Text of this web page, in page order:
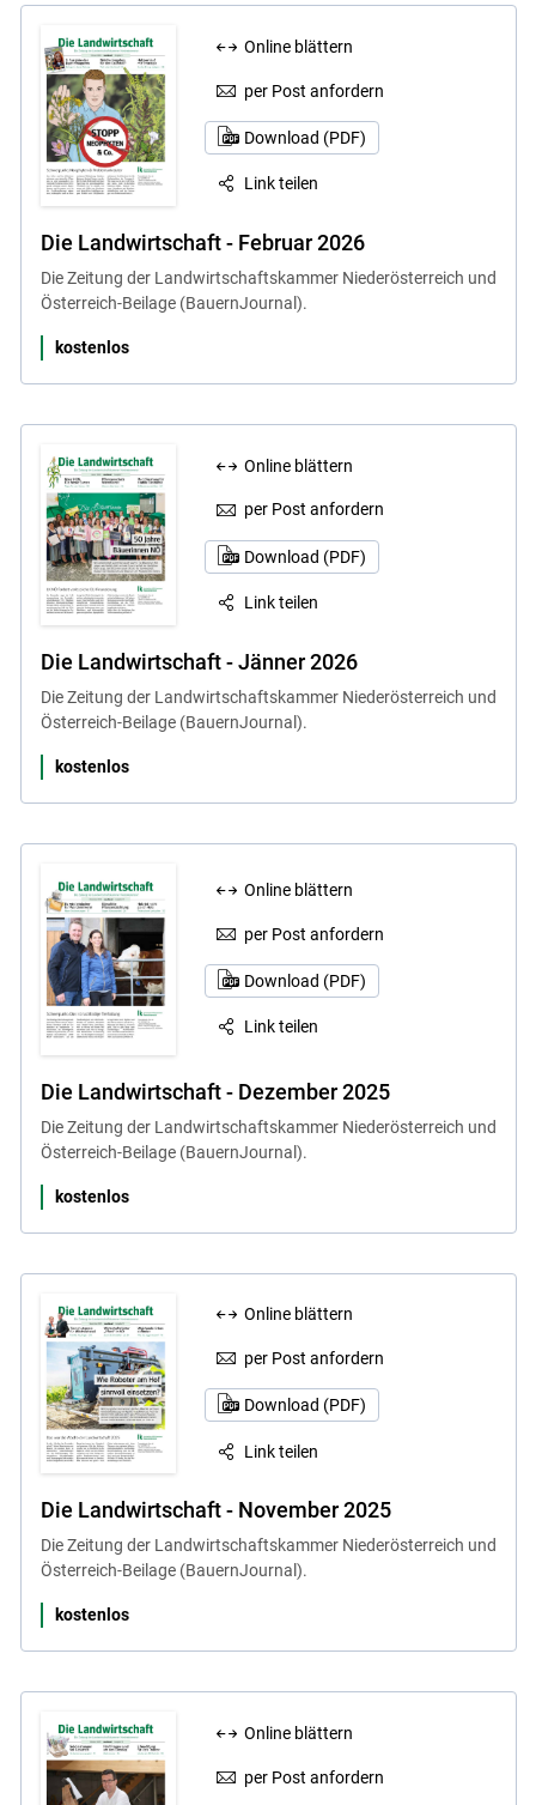
Skip to main content
Online blättern
per Post anfordern
Download (PDF)
Link teilen
Die Landwirtschaft - Februar 2026
Die Zeitung der Landwirtschaftskammer Niederösterreich und
Österreich-Beilage (BauernJournal).
kostenlos
Online blättern
per Post anfordern
Download (PDF)
Link teilen
Die Landwirtschaft - Jänner 2026
Die Zeitung der Landwirtschaftskammer Niederösterreich und
Österreich-Beilage (BauernJournal).
kostenlos
Online blättern
per Post anfordern
Download (PDF)
Link teilen
Die Landwirtschaft - Dezember 2025
Die Zeitung der Landwirtschaftskammer Niederösterreich und
Österreich-Beilage (BauernJournal).
kostenlos
Online blättern
per Post anfordern
Download (PDF)
Link teilen
Die Landwirtschaft - November 2025
Die Zeitung der Landwirtschaftskammer Niederösterreich und
Österreich-Beilage (BauernJournal).
kostenlos
Online blättern
per Post anfordern